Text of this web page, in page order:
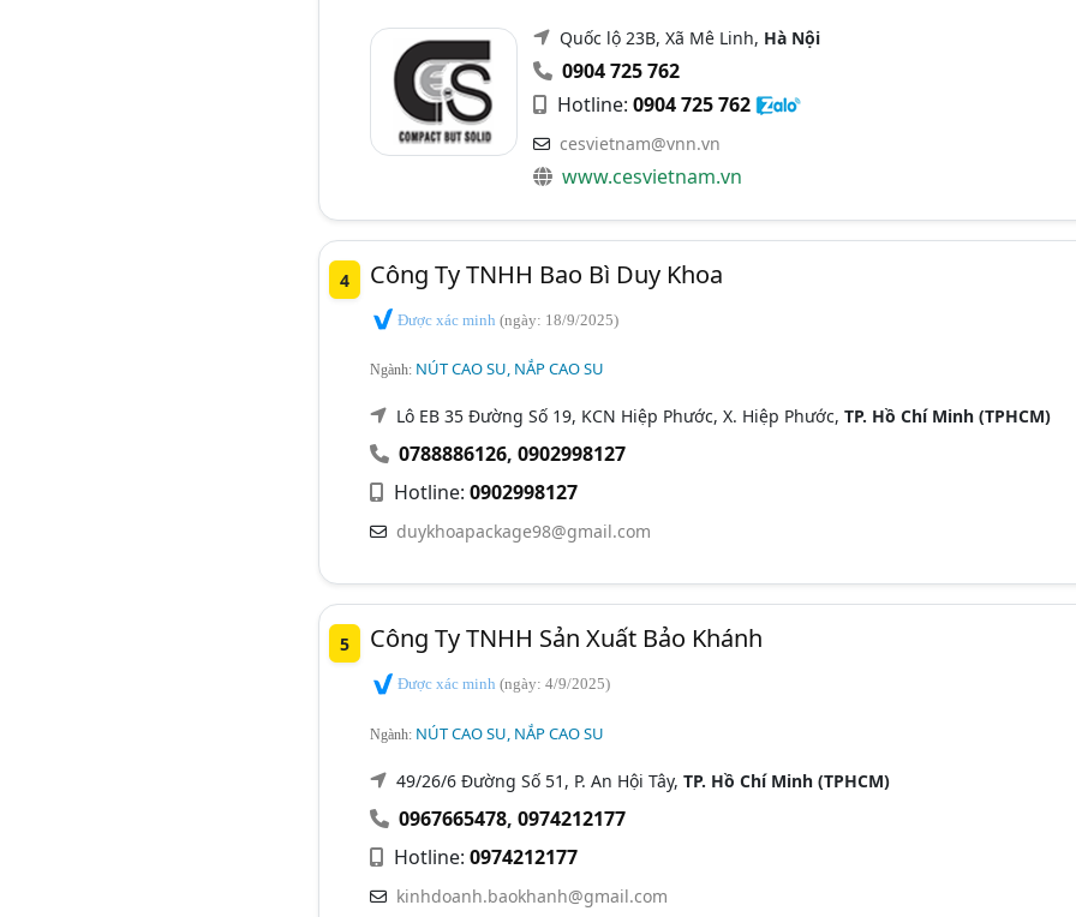
Quốc lộ 23B, Xã Mê Linh, Hà Nội
0904 725 762
Hotline: 0904 725 762
cesvietnam@vnn.vn
www.cesvietnam.vn
4 Công Ty TNHH Bao Bì Duy Khoa
Được xác minh (ngày: 18/9/2025)
Ngành: NÚT CAO SU, NẮP CAO SU
Lô EB 35 Đường Số 19, KCN Hiệp Phước, X. Hiệp Phước, TP. Hồ Chí Minh (TPHCM)
0788886126, 0902998127
Hotline: 0902998127
duykhoapackage98@gmail.com
5 Công Ty TNHH Sản Xuất Bảo Khánh
Được xác minh (ngày: 4/9/2025)
Ngành: NÚT CAO SU, NẮP CAO SU
49/26/6 Đường Số 51, P. An Hội Tây, TP. Hồ Chí Minh (TPHCM)
0967665478, 0974212177
Hotline: 0974212177
kinhdoanh.baokhanh@gmail.com